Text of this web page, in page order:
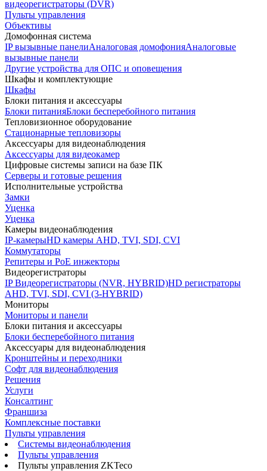
видеорегистраторы (DVR)
Пульты управления
Объективы
Домофонная система
IP вызывные панелиАналоговая домофонияАналоговые
вызывные панели
Другие устройства для ОПС и оповещения
Шкафы и комплектующие
Шкафы
Блоки питания и аксессуары
Блоки питанияБлоки бесперебойного питания
Тепловизионное оборудование
Стационарные тепловизоры
Аксессуары для видеонаблюдения
Аксессуары для видеокамер
Цифровые системы записи на базе ПК
Серверы и готовые решения
Исполнительные устройства
Замки
Уценка
Уценка
Камеры видеонаблюдения
IP-камерыHD камеры AHD, TVI, SDI, CVI
Коммутаторы
Репитеры и PoE инжекторы
Видеорегистраторы
IP Видеорегистраторы (NVR, HYBRID)HD регистраторы
AHD, TVI, SDI, CVI (3-HYBRID)
Мониторы
Мониторы и панели
Блоки питания и аксессуары
Блоки бесперебойного питания
Аксессуары для видеонаблюдения
Кронштейны и переходники
Софт для видеонаблюдения
Решения
Услуги
Консалтинг
Франшиза
Комплексные поставки
Пульты управления
Системы видеонаблюдения
Пульты управления
Пульты управления ZKTeco